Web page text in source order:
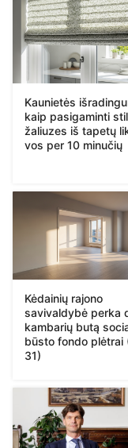
Kaunietės
kaip pasigaminti
žaliuzes iš tapetų
vos per 10 minučių
Kėdainių rajono
savivaldybė perka
kambarių butą
būsto fondo plėtrai
31)